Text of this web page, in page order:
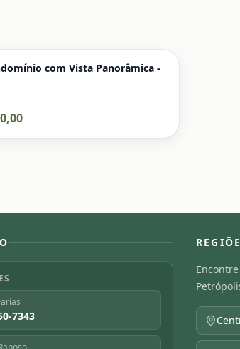
com Vista Panorâmica -
7343